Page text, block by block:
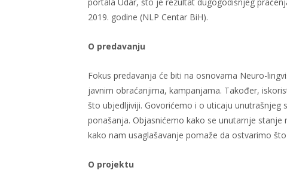
2019. godine (NLP Centar BiH).
O predavanju
Fokus predavanja će biti na osnovama Neuro-
javnim obraćanjima, kampanjama. Također,
što ubjedljiviji. Govorićemo i o uticaju unutrašnjeg
ponašanja. Objasnićemo kako se unutarnje
kako nam usaglašavanje pomaže da ostvarimo
O projektu